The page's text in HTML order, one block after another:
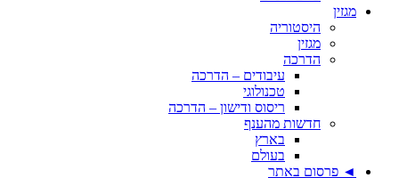
מגזין
היסטוריה
מגזין
הדרכה
עיבודים – הדרכה
טכנולוגי
ריסוס ודישון – הדרכה
חדשות מהענף
בארץ
בעולם
◄ פרסום באתר